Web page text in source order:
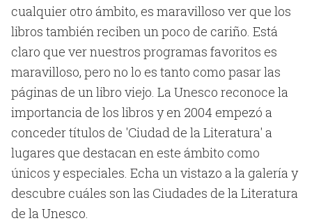
cualquier otro ámbito, es maravilloso ver que los
libros también reciben un poco de cariño. Está
claro que ver nuestros programas favoritos es
maravilloso, pero no lo es tanto como pasar las
páginas de un libro viejo. La Unesco reconoce la
importancia de los libros y en 2004 empezó a
conceder títulos de 'Ciudad de la Literatura' a
lugares que destacan en este ámbito como
únicos y especiales. Echa un vistazo a la galería y
descubre cuáles son las Ciudades de la Literatura
de la Unesco.